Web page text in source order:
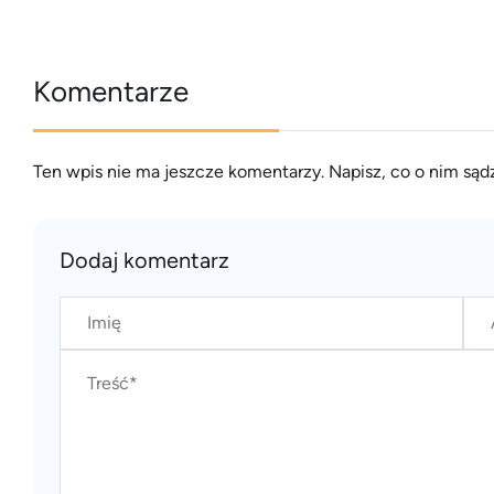
Komentarze
Ten wpis nie ma jeszcze komentarzy. Napisz, co o nim
Dodaj komentarz